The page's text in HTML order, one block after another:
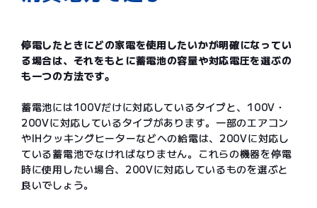
停電したときにどの家電を使用したいかが明確になってい
る場合は、それをもとに蓄電池の容量や対応電圧を選ぶの
も一つの方法です。
蓄電池には100Vだけに対応しているタイプと、100V・
200Vに対応しているタイプがあります。一部のエアコン
やIHクッキングヒーターなどへの給電は、200Vに対応し
ている蓄電池でなければなりません。これらの機器を停電
時に使用したい場合、200Vに対応しているものを選ぶと
良いでしょう。